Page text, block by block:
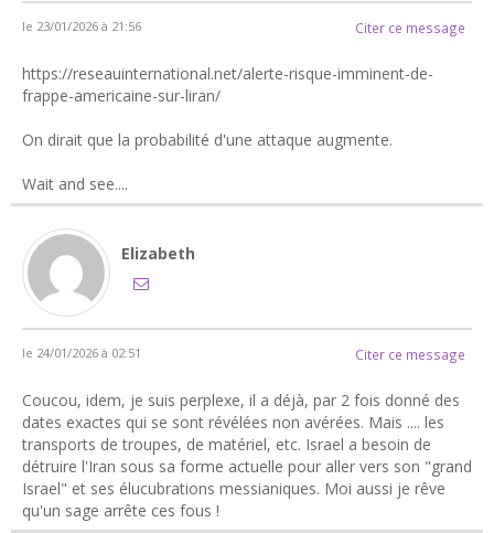
le 23/01/2026 à 21:56 Citer ce message
https://reseauinternational.net/alerte-risque-imminent-de-
frappe-americaine-sur-liran/
On dirait que la probabilité d'une attaque augmente.
Wait and see....
Elizabeth
le 24/01/2026 à 02:51 Citer ce message
Coucou, idem, je suis perplexe, il a déjà, par 2 fois donné des
dates exactes qui se sont révélées non avérées. Mais .... les
transports de troupes, de matériel, etc. Israel a besoin de
détruire l'Iran sous sa forme actuelle pour aller vers son "grand
Israel" et ses élucubrations messianiques. Moi aussi je rêve
qu'un sage arrête ces fous !